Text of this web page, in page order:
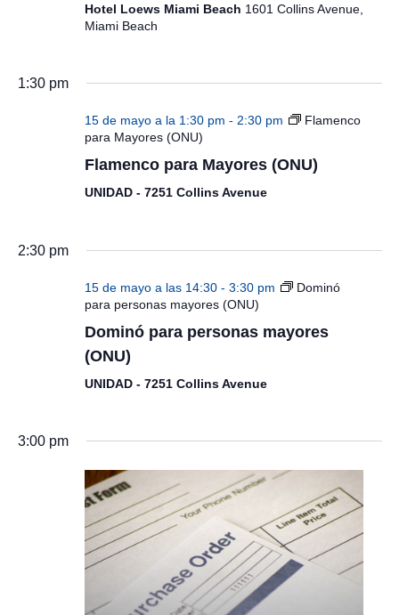
Hotel Loews Miami Beach 1601 Collins Avenue,
Miami Beach
1:30 pm
15 de mayo a la 1:30 pm - 2:30 pm
Flamenco
para Mayores (ONU)
Flamenco para Mayores (ONU)
UNIDAD - 7251 Collins Avenue
2:30 pm
15 de mayo a las 14:30- 3:30 pm
Dominó
para personas mayores (ONU)
Dominó para personas mayores
(ONU)
UNIDAD - 7251 Collins Avenue
3:00 pm